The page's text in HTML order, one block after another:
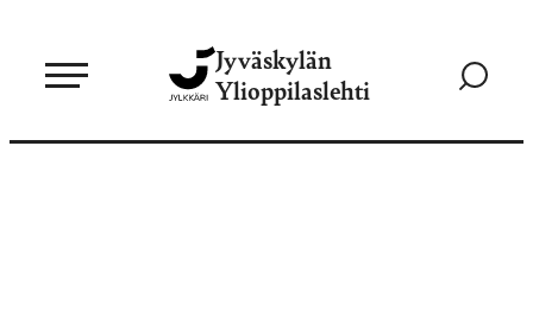
sisältöön
Jyväskylän
Ylioppilaslehti
Siirry